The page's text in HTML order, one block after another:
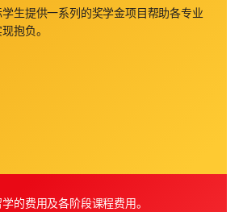
生提供一系列的奖学金项目帮助各专业
抱负。
的费用及各阶段课程费用。